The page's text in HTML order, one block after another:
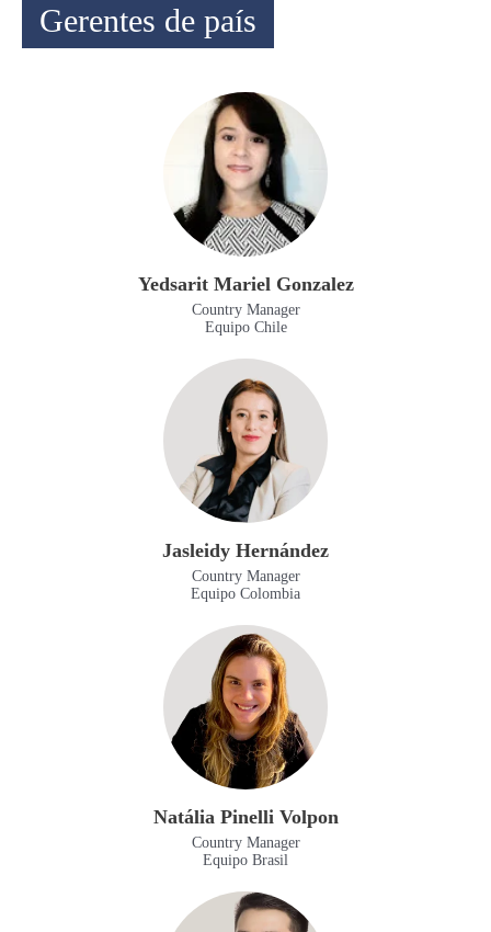
Gerentes de país
Yedsarit Mariel Gonzalez
Country Manager
Equipo Chile
Jasleidy Hernández
Country Manager
Equipo Colombia
Natália Pinelli Volpon
Country Manager
Equipo Brasil